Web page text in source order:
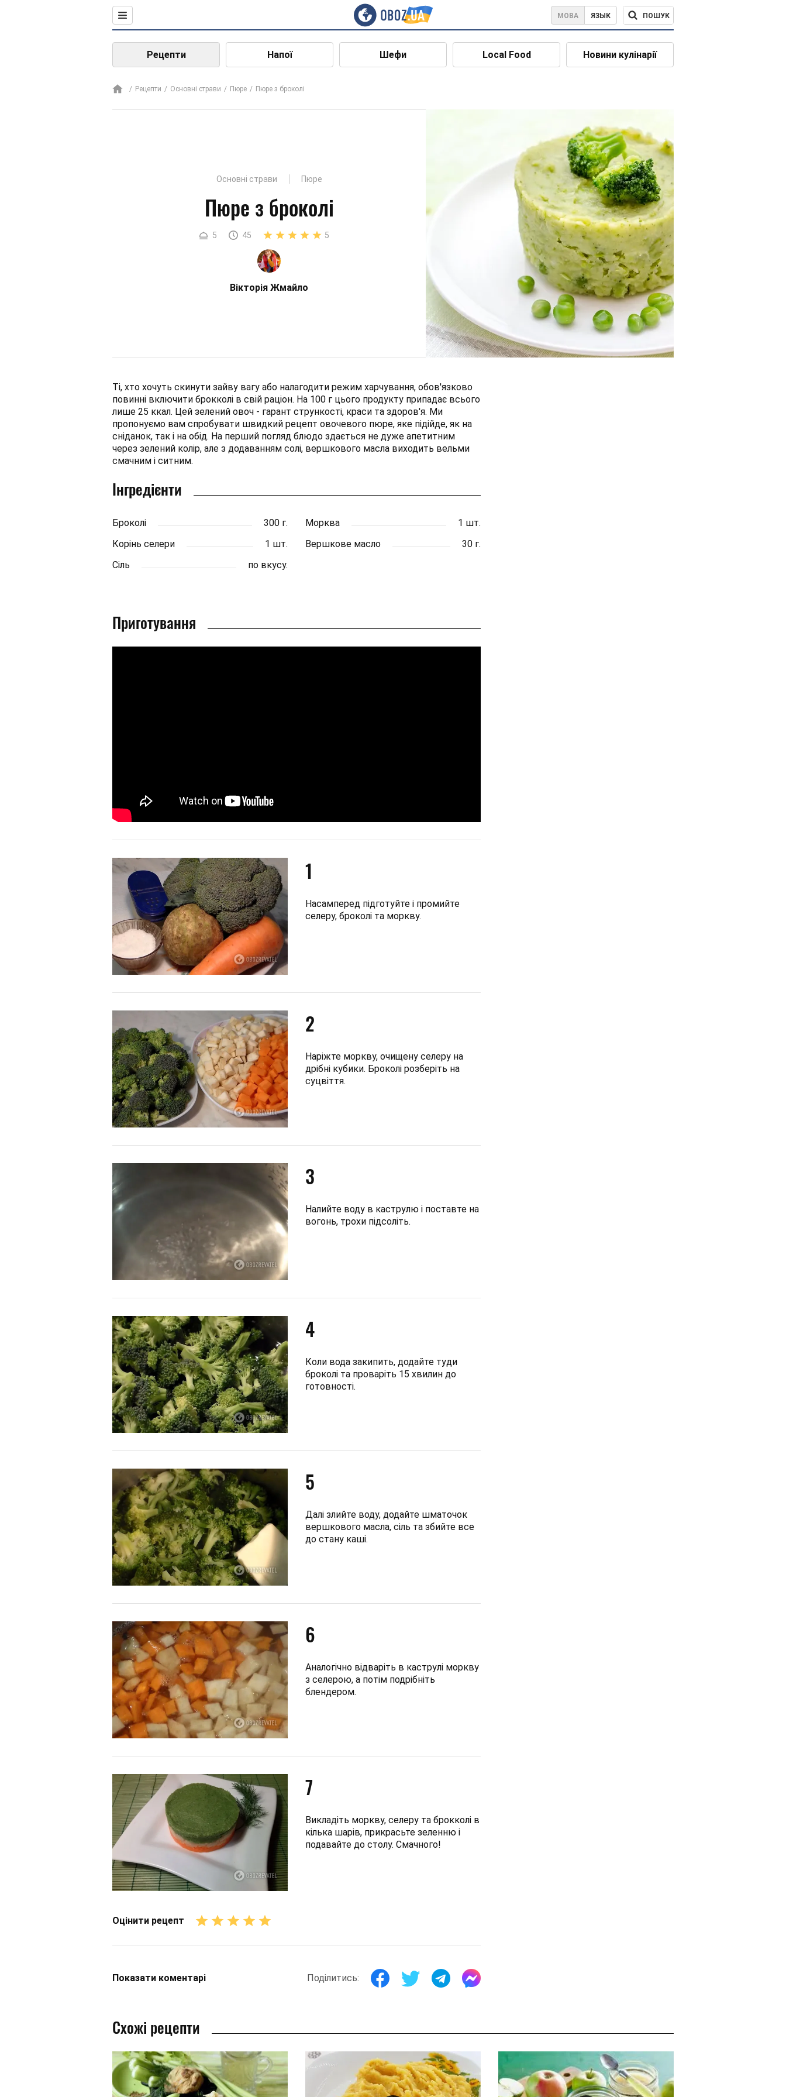
МОВА ЯЗЫК ПОШУК
Рецепти Напої Шефи Local Food Новини кулінарії
Рецепти Основні страви Пюре Пюре з броколі
Основні страви Пюре
Пюре з броколі
5 45 5
Вікторія Жмайло
Ті, хто хочуть скинути зайву вагу або налагодити режим харчування, обов'язково
повинні включити брокколі в свій раціон. На 100 г цього продукту припадає всього
лише 25 ккал. Цей зелений овоч - гарант стрункості, краси та здоров'я. Ми
пропонуємо вам спробувати швидкий рецепт овочевого пюре, яке підійде, як на
сніданок, так і на обід. На перший погляд блюдо здається не дуже апетитним
через зелений колір, але з додаванням солі, вершкового масла виходить вельми
смачним і ситним.
Інгредієнти
Броколі 300 г. Морква
1 шт.
Корінь селери
1 шт. Вершкове масло
30 г.
Сіль
по вкусу.
Приготування
1
Насамперед підготуйте і промийте
селеру, броколі та моркву.
2
Наріжте моркву, очищену селеру на
дрібні кубики. Броколі розберіть на
суцвіття.
3
Налийте воду в каструлю і поставте на
вогонь, трохи підсоліть.
4
Коли вода закипить, додайте туди
броколі та проваріть 15 хвилин до
готовності.
5
Далі злийте воду, додайте шматочок
вершкового масла, сіль та збийте все
до стану каші.
6
Аналогічно відваріть в каструлі моркву
з селерою, а потім подрібніть
блендером.
7
Викладіть моркву, селеру та брокколі в
кілька шарів, прикрасьте зеленню і
подавайте до столу. Смачного!
Оцінити рецепт
Показати коментарі Поділитись:
Схожі рецепти